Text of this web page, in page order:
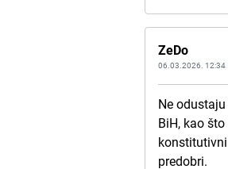
ZeDo
06.03.2026. 12:34
Ne
BiH, kao
predobri.